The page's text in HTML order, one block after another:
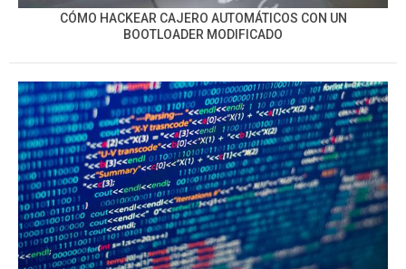
CÓMO HACKEAR CAJERO AUTOMÁTICOS CON UN
BOOTLOADER MODIFICADO